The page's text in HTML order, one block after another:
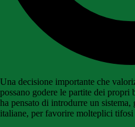
Una decisione importante che
possano godere le partite dei propri
ha pensato di introdurre un
italiane, per favorire molteplici tifosi